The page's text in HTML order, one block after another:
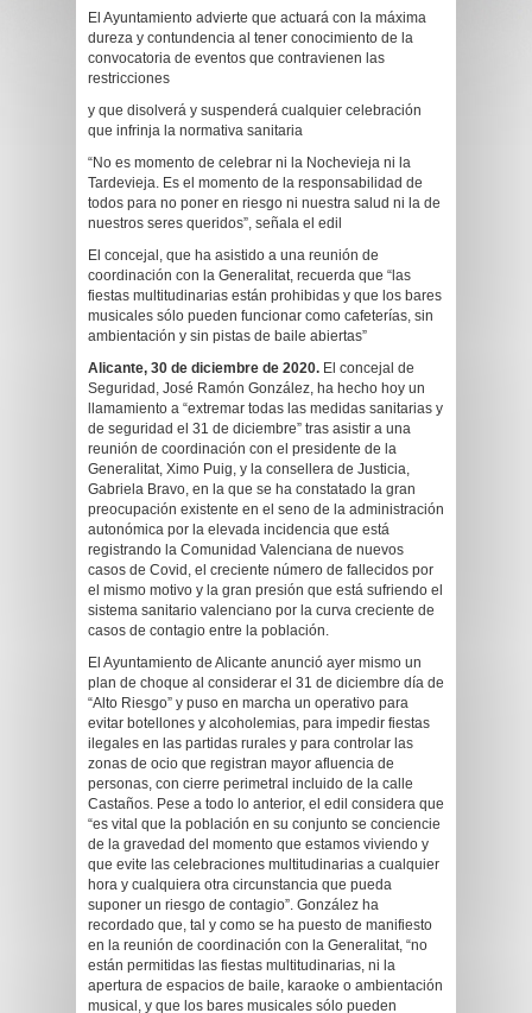
El Ayuntamiento advierte que actuará con la máxima
dureza y contundencia al tener conocimiento de la
convocatoria de eventos que contravienen las
restricciones
y que disolverá y suspenderá cualquier celebración
que infrinja la normativa sanitaria
“No es momento de celebrar ni la Nochevieja ni la
Tardevieja. Es el momento de la responsabilidad de
todos para no poner en riesgo ni nuestra salud ni la de
nuestros seres queridos”, señala el edil
El concejal, que ha asistido a una reunión de
coordinación con la Generalitat, recuerda que “las
fiestas multitudinarias están prohibidas y que los bares
musicales sólo pueden funcionar como cafeterías, sin
ambientación y sin pistas de baile abiertas”
Alicante, 30 de diciembre de 2020. El concejal de
Seguridad, José Ramón González, ha hecho hoy un
llamamiento a “extremar todas las medidas sanitarias y
de seguridad el 31 de diciembre” tras asistir a una
reunión de coordinación con el presidente de la
Generalitat, Ximo Puig, y la consellera de Justicia,
Gabriela Bravo, en la que se ha constatado la gran
preocupación existente en el seno de la administración
autonómica por la elevada incidencia que está
registrando la Comunidad Valenciana de nuevos
casos de Covid, el creciente número de fallecidos por
el mismo motivo y la gran presión que está sufriendo el
sistema sanitario valenciano por la curva creciente de
casos de contagio entre la población.
El Ayuntamiento de Alicante anunció ayer mismo un
plan de choque al considerar el 31 de diciembre día de
“Alto Riesgo” y puso en marcha un operativo para
evitar botellones y alcoholemias, para impedir fiestas
ilegales en las partidas rurales y para controlar las
zonas de ocio que registran mayor afluencia de
personas, con cierre perimetral incluido de la calle
Castaños. Pese a todo lo anterior, el edil considera que
“es vital que la población en su conjunto se conciencie
de la gravedad del momento que estamos viviendo y
que evite las celebraciones multitudinarias a cualquier
hora y cualquiera otra circunstancia que pueda
suponer un riesgo de contagio”. González ha
recordado que, tal y como se ha puesto de manifiesto
en la reunión de coordinación con la Generalitat, “no
están permitidas las fiestas multitudinarias, ni la
apertura de espacios de baile, karaoke o ambientación
musical, y que los bares musicales sólo pueden